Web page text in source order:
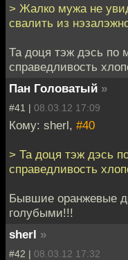
> Жалко мужа не
свалить из
Та доця тэж дэсь по
справедливость
Пан Головатый »
#41 | 08.03.12 17:09
Кому: sherl, #40
> Та доця тэж дэсь
справедливость
Бывшие оранжевые
голубыми!!!
sherl »
#42 | 08.03.12 17:32